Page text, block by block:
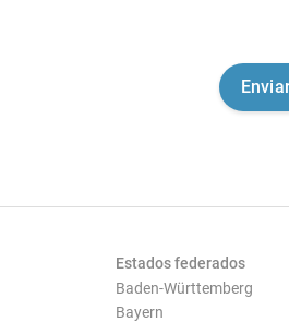
Estados federados
Baden-Württemberg
Bayern